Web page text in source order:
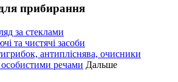
прибирання
за стеклами
та чистячі засоби
антипліснява, очисники
особистими речами Дальше